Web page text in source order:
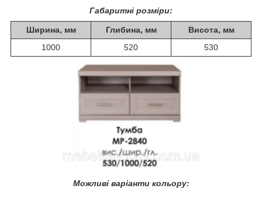
Габаритні розміри:
Ширина, мм Глибина, мм
Висота, мм
1000
520 530
Можливі варіанти кольору: